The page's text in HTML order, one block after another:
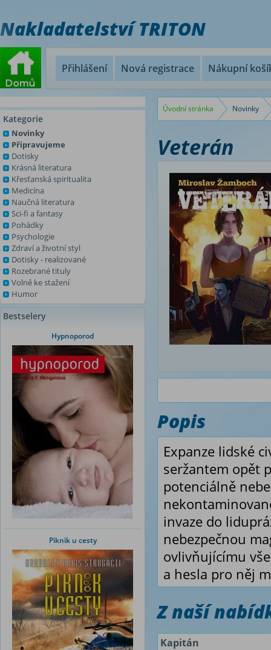
Nakladatelství TRITON
Přihlášení Nová registrace Nákupní
Kategorie
Novinky
Připravujeme
Dotisky
Krásná literatura
Křesťanská spiritualita
Medicína
Naučná literatura
Sci-fi a fantasy
Pohádky
Psychologie
Zdraví a životní styl
Dotisky - realizované
Rozebrané tituly
Volně ke stažení
Humor
Bestselery
Hypnoporod
Piknik u cesty
Úvodní stránka Novinky
Veterán
Popis
Expanze lidské
seržantem opět
potenciálně
invaze do
nebezpečnou
ovlivňujícímu
a hesla pro něj
Z naší
Kapitán